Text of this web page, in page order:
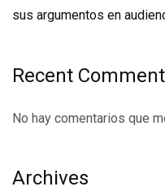
sus argumentos en
Recent
No hay comentarios que
Archives